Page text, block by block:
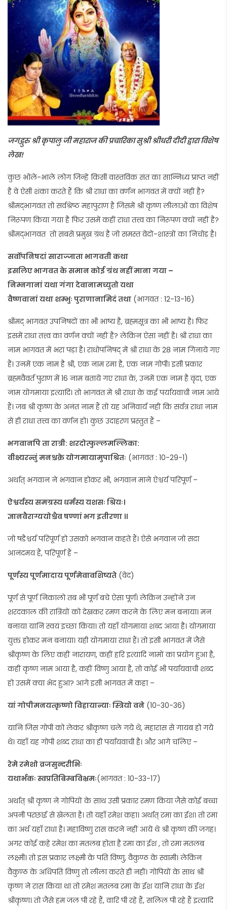
जगद्गुरु श्री कृपालु जी महाराज की प्रचारिका सुश्री श्रीधरी दीदी द्वारा विशेष
लेख!
कुछ भोले-भाले लोग जिन्हें किसी वास्तविक संत का सान्निध्य प्राप्त नहीं
है वे ऐसी शंका करते हैं कि श्री राधा का वर्णन भागवत में क्यों नहीं है?
श्रीमद्भागवत तो सर्वश्रेष्ठ महापुराण है जिसमें श्री कृष्ण लीलाओं का विशेष
निरूपण किया गया है फिर उसमें कहीं राधा तत्त्व का निरूपण क्यों नहीं है?
श्रीमद्भागवत तो सबसे प्रमुख ग्रंथ है जो समस्त वेदों-शास्त्रों का निचोड़ है।
सर्वोपनिषदां साराज्जाता भागवती कथा
इसलिए भागवत के समान कोई ग्रंथ नहीं माना गया –
निम्नगानां यथा गंगा देवानामच्युतो यथा
वैष्णवानां यथा शम्भुः पुराणानामिदं तथा (भागवत : 12-13-16)
श्रीमद् भागवत उपनिषदों का भी भाष्य है, ब्रह्मसूत्र का भी भाष्य है। फिर
इसमें राधा तत्त्व का वर्णन क्यों नहीं है? लेकिन ऐसा नहीं है। श्री राधा का
नाम भागवत में भरा पड़ा है। राधोपनिषद् में श्री राधा के 28 नाम गिनाये गए
हैं। उनमें एक नाम है श्री, एक नाम रमा है, एक नाम गोपी। इसी प्रकार
ब्रह्मवैवर्त पुराण में 16 नाम बताये गए राधा के, उनमें एक नाम है वृंदा, एक
नाम योगमाया इत्यादि। तो भागवत में श्री राधा के कई पर्यायवाची नाम आये
हैं। जब श्री कृष्ण के अनंत नाम हैं तो यह अनिवार्य नहीं कि सर्वत्र राधा नाम
से ही राधा तत्त्व का वर्णन हो। कुछ उदाहरण प्रस्तुत हैं –
भगवानपि ता रात्री: शरदोत्फुल्लमल्लिका:
वीक्ष्यरन्तुं मनश्चक्रे योगमायामुपाश्रितः (भागवत : 10-29-1)
अर्थात् भगवान ने भगवान होकर भी, भगवान माने ऐश्वर्य परिपूर्ण –
ऐश्वर्यस्य समग्रस्य धर्मस्य यशसः श्रियः।
ज्ञानवैराग्ययोश्चैव षण्णां भग इतीरणा ।।
जो षडैश्वर्य परिपूर्ण हो उसको भगवान कहते हैं। ऐसे भगवान जो सदा
आनंदमय हैं, परिपूर्ण हैं –
पूर्णस्य पूर्णमादाय पूर्णमेवावशिष्यते (वेद)
पूर्ण से पूर्ण निकालो तब भी पूर्ण बचे ऐसा पूर्ण। लेकिन उन्होंने उन
शरदकाल की रात्रियों को देखकर रमण करने के लिए मन बनाया। मन
बनाया यानि स्वयं इच्छा किया। तो यहाँ योगमाया शब्द आया है। योगमाया
युक्त होकर मन बनाया। यही योगमाया राधा हैं। तो इसी भागवत में जैसे
श्रीकृष्ण के लिए कहीं नारायण, कहीं हरि इत्यादि नामों का प्रयोग हुआ है,
कहीं कृष्ण नाम आया है, कहीं विष्णु आया है, तो कोई भी पर्यायवाची शब्द
हो उसमें क्या भेद हुआ? आगे इसी भागवत में कहा –
यां गोपीमनयत्कृष्णो विहायान्याः स्त्रियो वने (10-30-36)
यानि जिस गोपी को लेकर श्रीकृष्ण चले गये थे, महारास से गायब हो गये
थे। यहाँ यह गोपी शब्द राधा का ही पर्यायवाची है। और आगे चलिए –
रेमे रमेशो व्रजसुन्दरीभिः
यथार्भकः स्वप्रतिबिम्बविभ्रमः(भागवत : 10-33-17)
अर्थात् श्री कृष्ण ने गोपियों के साथ उसी प्रकार रमण किया जैसे कोई बच्चा
अपनी परछाई से खेलता है। तो यहाँ रमेश कहा। अर्थात् रमा का ईश। तो रमा
का अर्थ यहाँ राधा है। महाविष्णु रास करने नहीं आये थे श्री कृष्ण की जगह।
अगर कोई कहे रमेश का मतलब होता है रमा का ईश , तो रमा मतलब
लक्ष्मी। तो इस प्रकार लक्ष्मी के पति विष्णु, वैकुण्ठ के स्वामी। लेकिन
वैकुण्ठ के अधिपति विष्णु तो लीला करते ही नहीं। गोपियों के साथ श्री
कृष्ण ने रास किया था तो रमेश मतलब रमा के ईश यानि राधा के ईश
श्रीकृष्ण। तो जैसे हम जल पी रहे हैं, वारि पी रहे हैं, सलिल पी रहे हैं इत्यादि